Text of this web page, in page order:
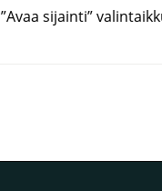
”Avaa sijainti”